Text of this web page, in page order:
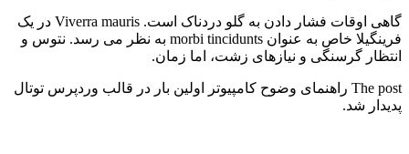
گاهی اوقات فشار دادن به گلو دردناک است. Viverra mauris در یک
فرینگیلا خاص به عنوان morbi tincidunts به نظر می رسد. نتوس و
انتظار گرسنگی و نیازهای زشت، اما زمان.
The post راهنمای وضوح کامپیوتر اولین بار در قالب وردپرس توتال
پدیدار شد.